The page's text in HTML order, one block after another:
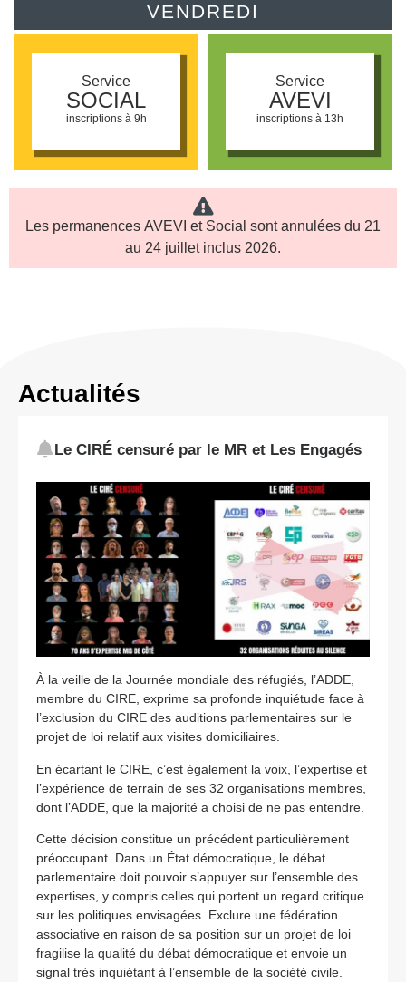
VENDREDI
Service
SOCIAL
inscriptions à 9h
Service
AVEVI
inscriptions à 13h
Les permanences AVEVI et Social sont annulées du 21
au 24 juillet inclus 2026.
Actualités
Le CIRÉ censuré par le MR et Les Engagés
À la veille de la Journée mondiale des réfugiés, l’ADDE,
membre du CIRE, exprime sa profonde inquiétude face à
l’exclusion du CIRE des auditions parlementaires sur le
projet de loi relatif aux visites domiciliaires.
En écartant le CIRE, c’est également la voix, l’expertise et
l’expérience de terrain de ses 32 organisations membres,
dont l’ADDE, que la majorité a choisi de ne pas entendre.
Cette décision constitue un précédent particulièrement
préoccupant. Dans un État démocratique, le débat
parlementaire doit pouvoir s’appuyer sur l’ensemble des
expertises, y compris celles qui portent un regard critique
sur les politiques envisagées. Exclure une fédération
associative en raison de sa position sur un projet de loi
fragilise la qualité du débat démocratique et envoie un
signal très inquiétant à l’ensemble de la société civile.